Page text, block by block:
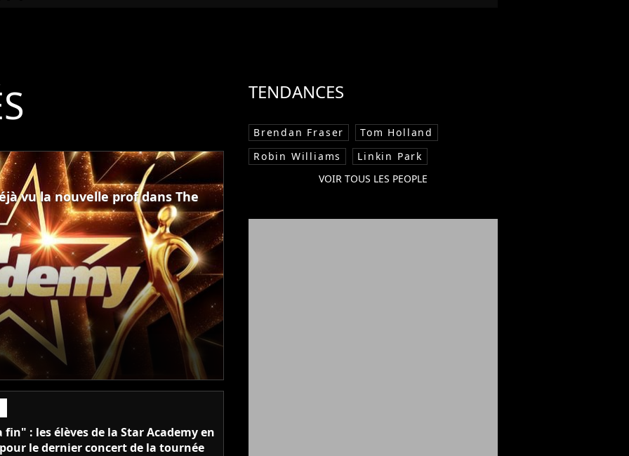
vu la nouvelle prof dans The
fin" : les élèves de la Star Academy en
le dernier concert de la tournée
TENDANCES
Brendan Fraser
Tom Holland
Robin Williams
Linkin Park
VOIR TOUS LES PEOPLE